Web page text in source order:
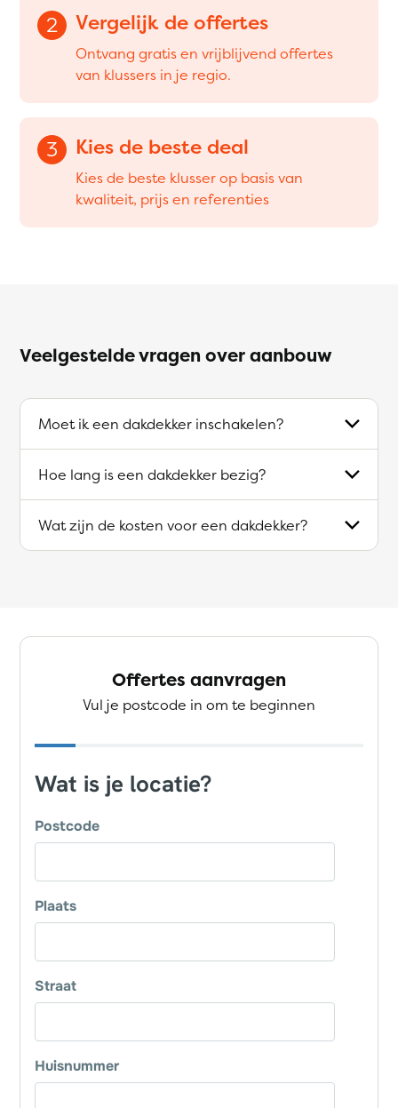
2 Vergelijk de offertes
Ontvang gratis en vrijblijvend offertes
van klussers in je regio.
3 Kies de beste deal
Kies de beste klusser op basis van
kwaliteit, prijs en referenties
Veelgestelde vragen over aanbouw
Moet ik een dakdekker inschakelen?
Hoe lang is een dakdekker bezig?
Wat zijn de kosten voor een dakdekker?
Offertes aanvragen
Vul je postcode in om te beginnen